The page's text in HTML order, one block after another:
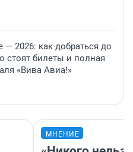
2026: как добраться до
стоят билеты и полная
«Вива Авиа!»
МНЕНИЕ